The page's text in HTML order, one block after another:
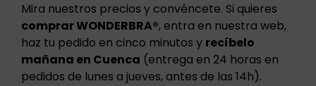
Mira nuestros precios y convéncete. Si quieres
comprar WONDERBRA®, entra en nuestra web,
haz tu pedido en cinco minutos y recíbelo
mañana en Cuenca (entrega en 24 horas en
pedidos de lunes a jueves, antes de las 14h).